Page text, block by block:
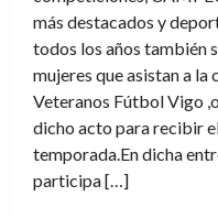
más destacados y
todos los años también
mujeres que asistan a la
Veteranos Fútbol Vigo
dicho acto para recibir
temporada.En dicha
participa […]